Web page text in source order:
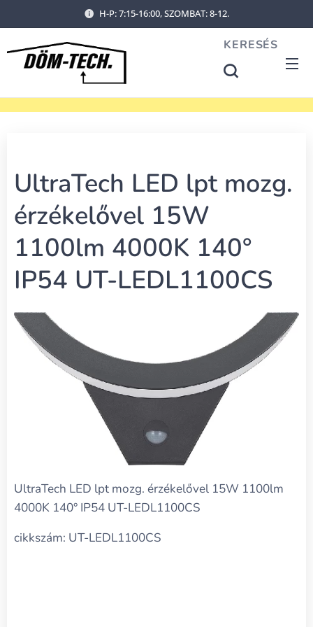
H-P: 7:15-16:00, SZOMBAT: 8-12.
KERESÉS
UltraTech LED lpt mozg.
érzékelővel 15W
1100lm 4000K 140°
IP54 UT-LEDL1100CS
UltraTech LED lpt mozg. érzékelővel 15W 1100lm
4000K 140° IP54 UT-LEDL1100CS
cikkszám: UT-LEDL1100CS